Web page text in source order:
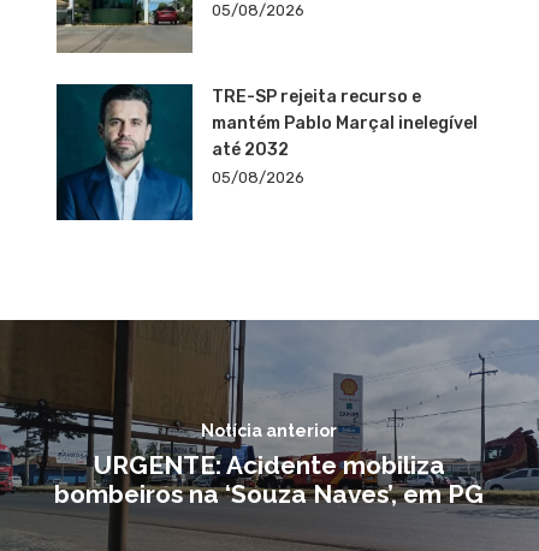
05/08/2026
TRE-SP rejeita recurso e
mantém Pablo Marçal inelegível
até 2032
05/08/2026
Notícia anterior
URGENTE: Acidente mobiliza
bombeiros na ‘Souza Naves’, em PG